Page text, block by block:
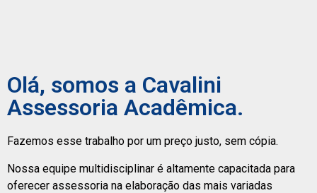
Olá, somos a Cavalini
Assessoria Acadêmica.
Fazemos esse trabalho por um preço justo, sem cópia.
Nossa equipe multidisciplinar é altamente capacitada para
oferecer assessoria na elaboração das mais variadas